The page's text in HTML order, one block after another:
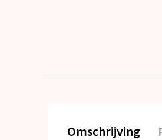
Omschrijving